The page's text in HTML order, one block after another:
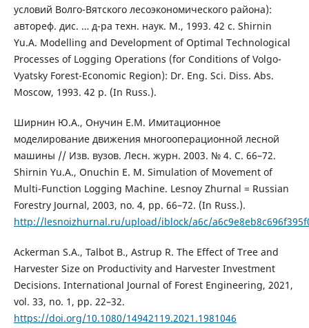
условий Волго-Вятского лесоэкономического района):
автореф. дис. … д-ра техн. наук. М., 1993. 42 с. Shirnin
Yu.A. Modelling and Development of Optimal Technological
Processes of Logging Operations (for Conditions of Volgo-
Vyatsky Forest-Economic Region): Dr. Eng. Sci. Diss. Abs.
Moscow, 1993. 42 p. (In Russ.).
Ширнин Ю.А., Онучин Е.М. Имитационное
моделирование движения многооперационной лесной
машины // Изв. вузов. Лесн. журн. 2003. № 4. С. 66–72.
Shirnin Yu.A., Onuchin E. M. Simulation of Movement of
Multi-Function Logging Machine. Lesnoy Zhurnal = Russian
Forestry Journal, 2003, no. 4, pp. 66–72. (In Russ.).
http://lesnoizhurnal.ru/upload/iblock/a6c/
Ackerman S.A., Talbot B., Astrup R. The Effect of Tree and
Harvester Size on Productivity and Harvester Investment
Decisions. International Journal of Forest Engineering, 2021,
vol. 33, no. 1, pp. 22–32.
https://doi.org/10.1080/14942119.2021.1981046